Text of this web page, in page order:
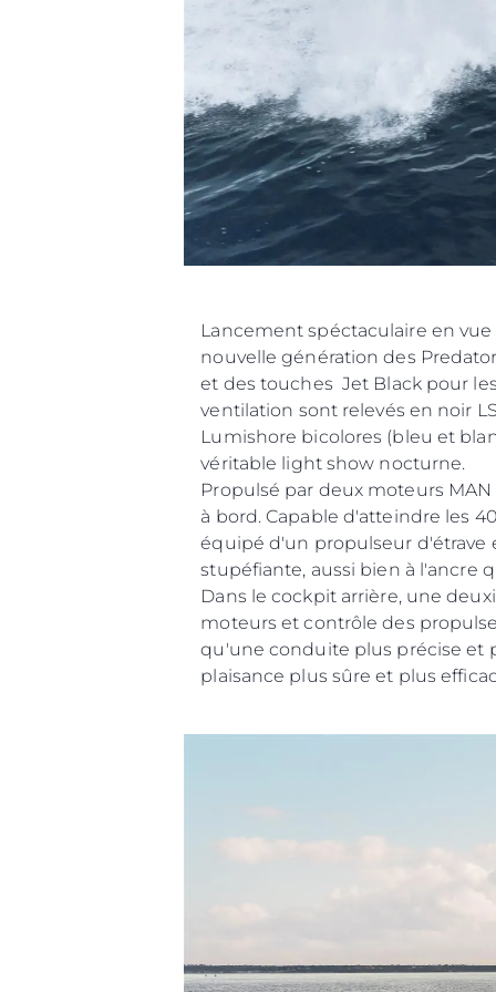
Lancement spéctaculaire en
nouvelle génération des
et des touches Jet Black pour
ventilation sont relevés en noir
Lumishore bicolores (bleu et
véritable light show nocturne.
Propulsé par deux moteurs
à bord. Capable d'atteindre les
équipé d'un propulseur d'étrave
stupéfiante, aussi bien à l'ancre
Dans le cockpit arrière, une
moteurs et contrôle des
qu'une conduite plus précise et
plaisance plus sûre et plus